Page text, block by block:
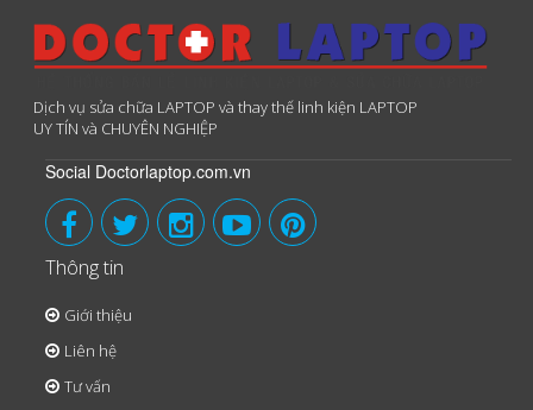
Dịch vụ sửa chữa LAPTOP và thay thế linh kiện LAPTOP
UY TÍN và CHUYÊN NGHIỆP
Social Doctorlaptop.com.vn
Thông tin
Giới thiệu
Liên hệ
Tư vấn